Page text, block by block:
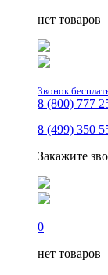
нет товаров
Звонок
8 (800) 777
8 (499) 350
Закажите
0
нет товаров